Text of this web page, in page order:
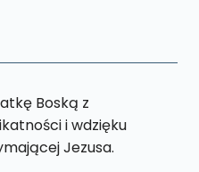
Boską z
i wdzięku
Jezusa.